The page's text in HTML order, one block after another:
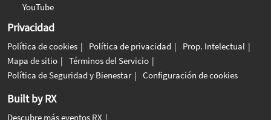
YouTube
Privacidad
Política de cookies Política de privacidad
Prop. Intelectual
Mapa de sitio
Términos del Servicio
Política de Seguridad y Bienestar
Configuración de cookies
Built by RX
Descubre más eventos RX